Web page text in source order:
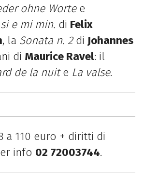
ohne Wortee
e mi min. di Felix
, la Sonata n. 2di Johannes
di Maurice Ravel: il
de la nuite La valse.
a 110 euro + diritti di
info 02 72003744.